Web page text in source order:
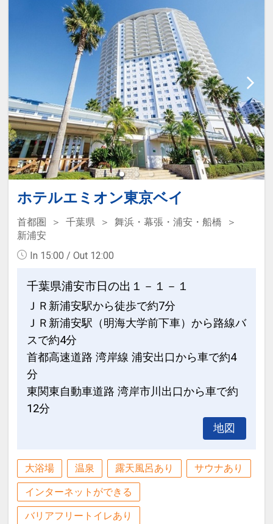
ホテルエミオン東京ベイ
首都圏 千葉県
舞浜・幕張・浦安・船橋
新浦安
In 15:00 / Out 12:00
千葉県浦安市日の出１－１－１
ＪＲ新浦安駅から徒歩で約7分
ＪＲ新浦安駅（明海大学前下車）から路線バ
スで約4分
首都高速道路 湾岸線 浦安出口から車で約4
分
東関東自動車道路 湾岸市川出口から車で約
12分
地図
大浴場 温泉 露天風呂あり サウナあり
インターネットができる
バリアフリートイレあり